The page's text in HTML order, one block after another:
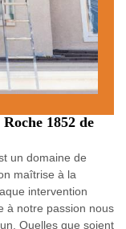
1852 de
un domaine de
maîtrise à la
intervention
à notre passion nous
Quelles que soient